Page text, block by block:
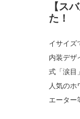
【ス
た！
イサイズ
内装デザ
式「涙目
人気の
エーター